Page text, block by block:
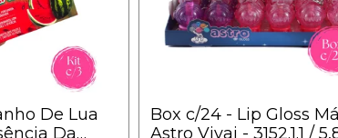
De Lua
Da
Box c/24 - Lip Gloss
Astro Vivai - 3152.1.1 /